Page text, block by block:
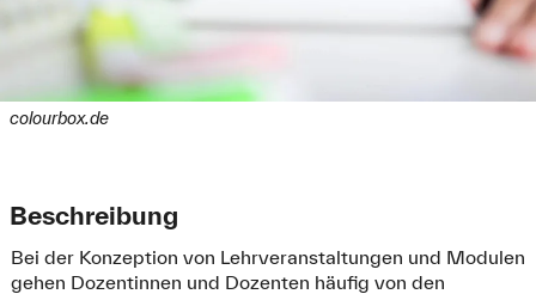
colourbox.de
Beschreibung
Bei der Konzeption von Lehrveranstaltungen und Modulen
gehen Dozentinnen und Dozenten häufig von den